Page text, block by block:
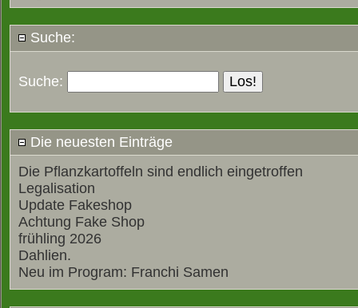
Suche:
Suche:
Die neuesten Einträge
Die Pflanzkartoffeln sind endlich eingetroffen
Legalisation
Update Fakeshop
Achtung Fake Shop
frühling 2026
Dahlien.
Neu im Program: Franchi Samen